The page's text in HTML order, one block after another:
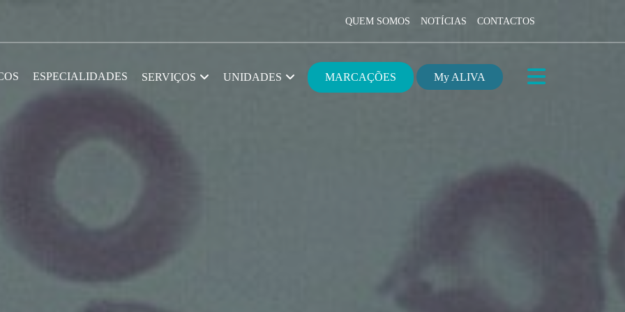
QUEM SOMOS NOTÍCIAS CONTACTOS
ESPECIALIDADES SERVIÇOS UNIDADES MARCAÇÕES My ALIVA